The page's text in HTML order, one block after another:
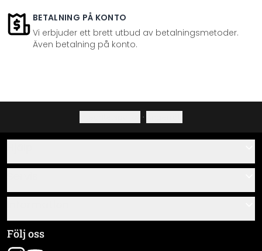
BETALNING PÅ KONTO
Vi erbjuder ett brett utbud av betalningsmetoder.
Även betalning på konto.
·
Om oss
Materialöversikt
Spåra leverans
Allmänna villkor
Följ oss